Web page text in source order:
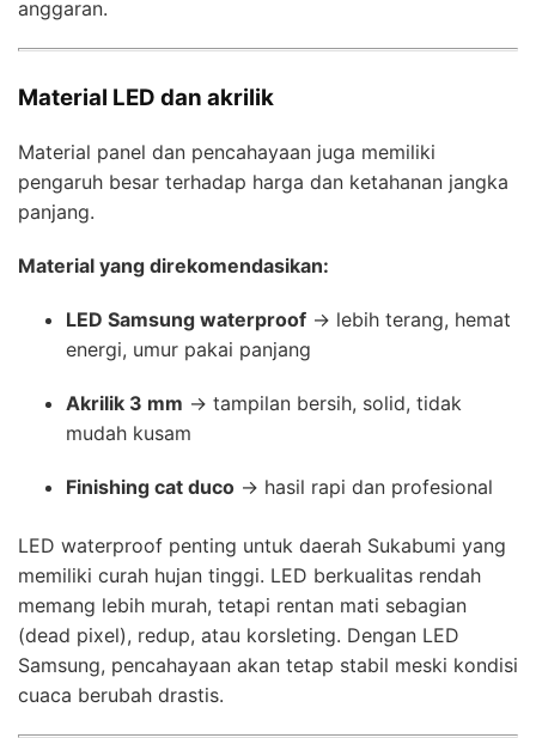
anggaran.
Material LED dan akrilik
Material panel dan pencahayaan juga memiliki
pengaruh besar terhadap harga dan ketahanan jangka
panjang.
Material yang direkomendasikan:
LED Samsung waterproof → lebih terang, hemat
energi, umur pakai panjang
Akrilik 3 mm → tampilan bersih, solid, tidak
mudah kusam
Finishing cat duco → hasil rapi dan profesional
LED waterproof penting untuk daerah Sukabumi yang
memiliki curah hujan tinggi. LED berkualitas rendah
memang lebih murah, tetapi rentan mati sebagian
(dead pixel), redup, atau korsleting. Dengan LED
Samsung, pencahayaan akan tetap stabil meski kondisi
cuaca berubah drastis.